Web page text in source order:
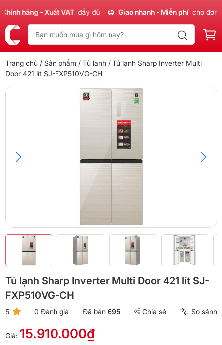
hãng - Xuất VAT đầy đủ Giao nhanh - Miễn phí cho đơn
Trang chủ / Sản phẩm / Tủ lạnh / Tủ lạnh Sharp Inverter Multi
Door 421 lít SJ-FXP510VG-CH
Tủ lạnh Sharp Inverter Multi Door 421 lít SJ-
FXP510VG-CH
5 0 Đánh giá Đã bán 695 Chia sẻ So sánh
Giá: 15.910.000₫